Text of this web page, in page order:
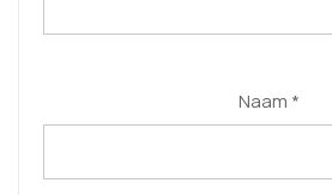
Naam *